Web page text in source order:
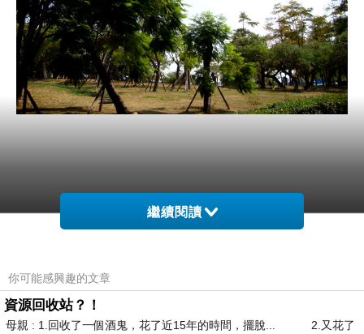
繼續閱讀
你可能感興趣的文章
資源回收站？！
母親 : 1.回收了一個酒鬼，花了近15年的時間，擺脫... 2.又花了